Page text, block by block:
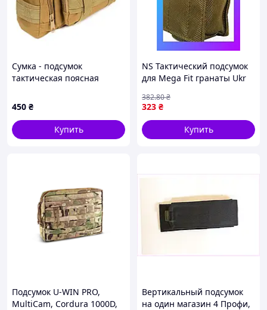
Сумка - подсумок
тактическая поясная
нагрудная с ремнем на
плечо 5 литров кордура
450 ₴
Купить
NS Тактический подсумок
для Mega Fit гранаты Ukr
323 ₴
382.80₴
Купить
Подсумок U-WIN PRO,
MultiCam, Cordura 1000D,
Вертикальный подсумок
на один магазин 4 Профи,